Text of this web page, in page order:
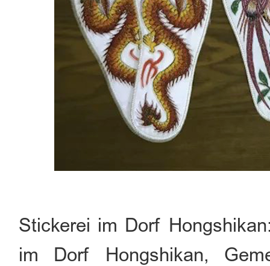
Stickerei im Dorf
im Dorf Hongshikan,